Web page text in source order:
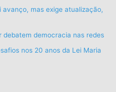
mas exige atualização,
debatem democracia nas redes
nos 20 anos da Lei Maria